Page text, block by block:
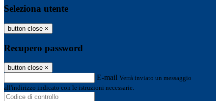
Seleziona utente
button close ×
Recupero password
button close ×
E-mail Verrà inviato un messaggio
all'indirizzo indicato con le istruzioni necessarie.